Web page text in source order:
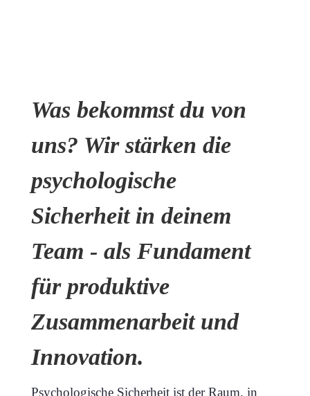
Was bekommst du von
uns? Wir stärken die
psychologische
Sicherheit in deinem
Team - als Fundament
für produktive
Zusammenarbeit und
Innovation.
Psychologische Sicherheit ist der Raum, in